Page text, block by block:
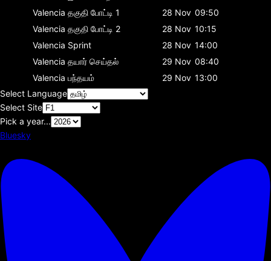
Valencia தகுதி போட்டி 1 28 Nov 09:50
Valencia தகுதி போட்டி 2 28 Nov 10:15
Valencia Sprint 28 Nov 14:00
Valencia தயார் செய்தல் 29 Nov 08:40
Valencia பந்தயம் 29 Nov 13:00
Select Language
Select Site
Pick a year...
Bluesky